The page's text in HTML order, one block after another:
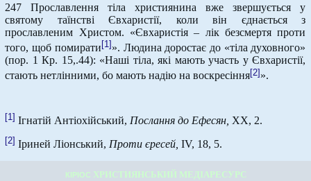
247 Прославлення тіла християнина вже звершується у
святому таїнстві Євхаристії, коли він єднається з
прославленим Христом. «Євхаристія – лік безсмертя проти
того, щоб помирати [1] ». Людина доростає до «тіла духовного»
(пор. 1 Кр. 15,.44): «Наші тіла, які мають участь у Євхаристії,
стають нетлінними, бо мають надію на воскресіння[2]».
[1] Ігнатій Антіохійський, Послання до Ефесян, ХХ, 2.
[2] Іриней Ліонський, Проти єресей, IV, 18, 5.
КІРІОС ХРИСТИЯНСЬКИЙ МЕДІАРЕСУРС